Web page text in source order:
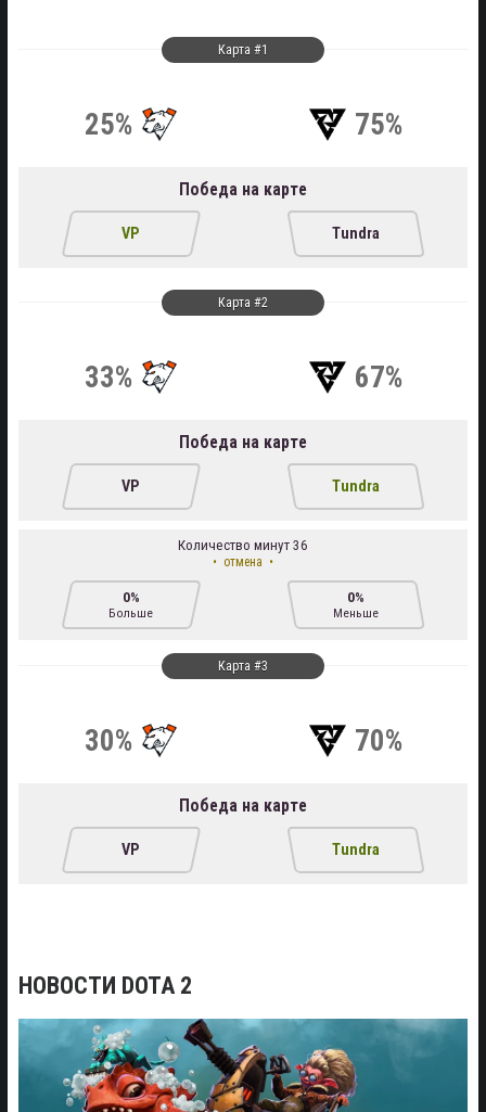
Карта #1
25% 75%
Победа на карте
VP Tundra
Карта #2
33% 67%
Победа на карте
VP Tundra
Количество минут 36
отмена
0%
Больше
0%
Меньше
Карта #3
30% 70%
Победа на карте
VP Tundra
НОВОСТИ DOTA 2